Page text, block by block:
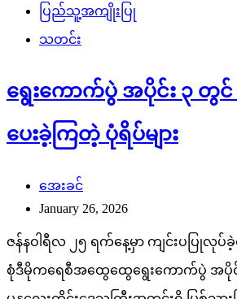
ပြည်သူ့အကျိုးပြု
သတင်း
ရွေးကောက်ပွဲ အပိုင်း ၃ တွင်
ပေးခဲ့ကြတဲ့ ပုံရိပ်များ
အေးခင်
January 26, 2026
ဇန်နဝါရီလ ၂၅ ရက်နေ့မှာ ကျင်းပပြုလုပ်
စုံဒီမိုကရေစီအထွေထွေရွေးကောက်ပွဲ အပိုင်